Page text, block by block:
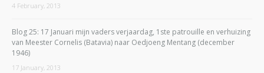
4 February, 2013
Blog 25: 17 Januari mijn vaders verjaardag, 1ste patrouille en verhuizing
van Meester Cornelis (Batavia) naar Oedjoeng Mentang (december
1946)
17 January, 2013